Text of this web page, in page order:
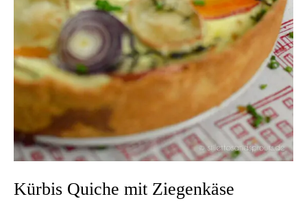
Kürbis Quiche mit Ziegenkäse